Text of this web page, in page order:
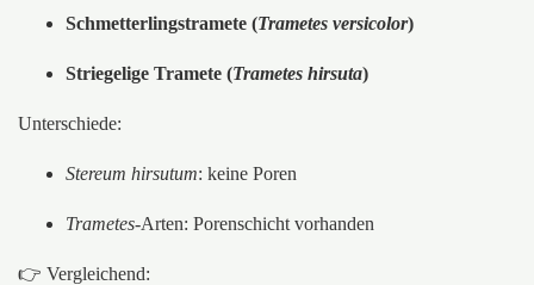
Schmetterlingstramete (Trametes versicolor)
Striegelige Tramete (Trametes hirsuta)
Unterschiede:
Stereum hirsutum: keine Poren
Trametes-Arten: Porenschicht vorhanden
👉 Vergleichend: